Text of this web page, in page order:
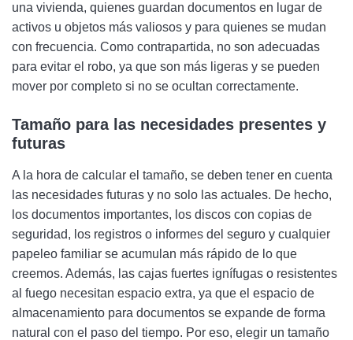
una vivienda, quienes guardan documentos en lugar de
activos u objetos más valiosos y para quienes se mudan
con frecuencia. Como contrapartida, no son adecuadas
para evitar el robo, ya que son más ligeras y se pueden
mover por completo si no se ocultan correctamente.
Tamaño para las necesidades presentes y
futuras
A la hora de calcular el tamaño, se deben tener en cuenta
las necesidades futuras y no solo las actuales. De hecho,
los documentos importantes, los discos con copias de
seguridad, los registros o informes del seguro y cualquier
papeleo familiar se acumulan más rápido de lo que
creemos. Además, las cajas fuertes ignífugas o resistentes
al fuego necesitan espacio extra, ya que el espacio de
almacenamiento para documentos se expande de forma
natural con el paso del tiempo. Por eso, elegir un tamaño